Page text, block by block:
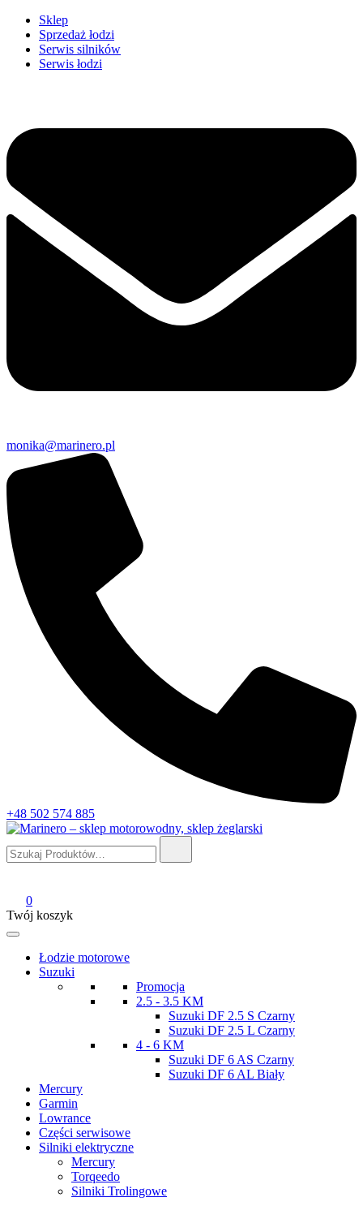
Przejdź
treści
Sklep
Sprzedaż łodzi
Serwis silników
Serwis łodzi
monika@marinero.pl
+48 502 574 885
Marinero – sklep motorowodny, sklep żeglarski
Sklep motorowodny, Sklep żeglarski, części do silników,
0
Twój koszyk
Łodzie motorowe
Suzuki
Promocja
2.5 - 3.5 KM
Suzuki DF 2.5 S Czarny
Suzuki DF 2.5 L Czarny
4 - 6 KM
Suzuki DF 6 AS Czarny
Suzuki DF 6 AL Biały
Mercury
Garmin
Lowrance
Części serwisowe
Silniki elektryczne
Mercury
Torqeedo
Silniki Trolingowe